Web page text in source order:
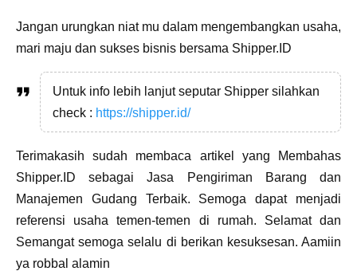
Jangan urungkan niat mu dalam mengembangkan usaha,
mari maju dan sukses bisnis bersama Shipper.ID
Untuk info lebih lanjut seputar Shipper silahkan
check : https://shipper.id/
Terimakasih sudah membaca artikel yang Membahas
Shipper.ID sebagai Jasa Pengiriman Barang dan
Manajemen Gudang Terbaik. Semoga dapat menjadi
referensi usaha temen-temen di rumah. Selamat dan
Semangat semoga selalu di berikan kesuksesan. Aamiin
ya robbal alamin